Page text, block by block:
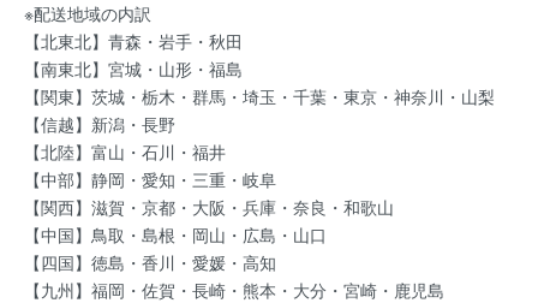
※配送地域の内訳
【北東北】青森・岩手・秋田
【南東北】宮城・山形・福島
【関東】茨城・栃木・群馬・埼玉・千葉・東京・神奈川・山梨
【信越】新潟・長野
【北陸】富山・石川・福井
【中部】静岡・愛知・三重・岐阜
【関西】滋賀・京都・大阪・兵庫・奈良・和歌山
【中国】鳥取・島根・岡山・広島・山口
【四国】徳島・香川・愛媛・高知
【九州】福岡・佐賀・長崎・熊本・大分・宮崎・鹿児島